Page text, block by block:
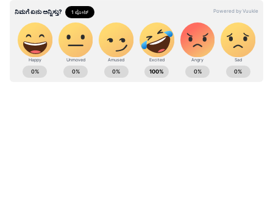
ಇದ್ದಕ್ಕಿದ್ದಂತೆ 10% ಏರಿಕೆ ಮಾಡಿದ್ದರು. ಇದರಿಂದ ಬೇಸತ್ತು
ಮನೆ ಖಾಲಿ ಮಾಡಲು ನಿರ್ಧರಿಸಿದ ಯುವತಿಗೆ ಮಾಲೀಕರು
ಮತ್ತೆ ಶಾಕ್ ನೀಡಿದ್ದಾರೆ.
ABOUT THE AUTHOR